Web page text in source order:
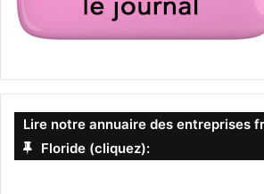
Lire notre annuaire des entreprises
Floride (cliquez):